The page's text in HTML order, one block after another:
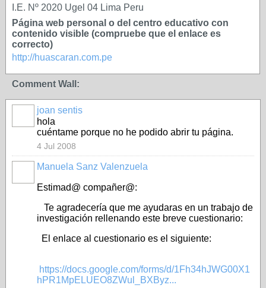
I.E. Nº 2020 Ugel 04 Lima Peru
Página web personal o del centro educativo con
contenido visible (compruebe que el enlace es
correcto)
http://huascaran.com.pe
Comment Wall:
joan sentis
hola
cuéntame porque no he podido abrir tu página.
4 Jul 2008
Manuela Sanz Valenzuela
Estimad@ compañer@:
Te agradecería que me ayudaras en un trabajo de
investigación rellenando este breve cuestionario:
El enlace al cuestionario es el siguiente:
https://docs.google.com/forms/d/1Fh34hJWG00X1
hPR1MpELUEO8ZWul_BXByz...